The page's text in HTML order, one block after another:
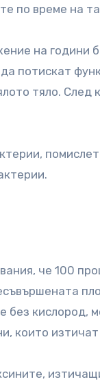
по време на
на години
потискат
тяло.
че 100
без кислород,
които изтичат